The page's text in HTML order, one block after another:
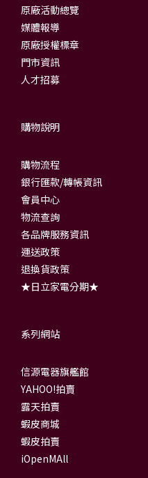
原廠活動總覽
媒體報導
原廠授權標章
門市資訊
人才招募
購物說明
購物流程
銀行匯款/轉帳資訊
會員中心
物流查詢
各品牌服務資訊
運送政策
退換貨政策
★日立家電分期★
系列網站
信源電器旗艦館
YAHOO!拍賣
露天拍賣
蝦皮商城
蝦皮拍賣
iOpenMAll